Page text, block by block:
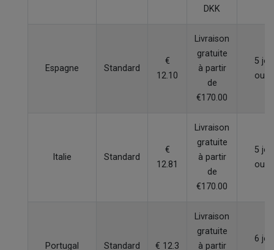
DKK
Espagne Standard
€
12.10
Livraison
gratuite
à partir
de
€170.00
5
Italie Standard
€
12.81
Livraison
gratuite
à partir
de
€170.00
5
Portugal Standard € 12.3
Livraison
gratuite
à partir
6